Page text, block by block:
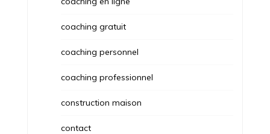
coaching gratuit
coaching personnel
coaching professionnel
construction maison
contact